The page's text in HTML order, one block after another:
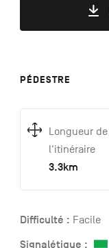
PÉDESTRE
Longueur de
l'itinéraire
3.3km
Difficulté : Facile
Signalétique :